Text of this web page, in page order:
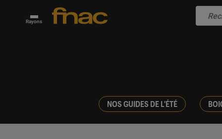
Rayons
NOS GUIDES DE L'ÉTÉ